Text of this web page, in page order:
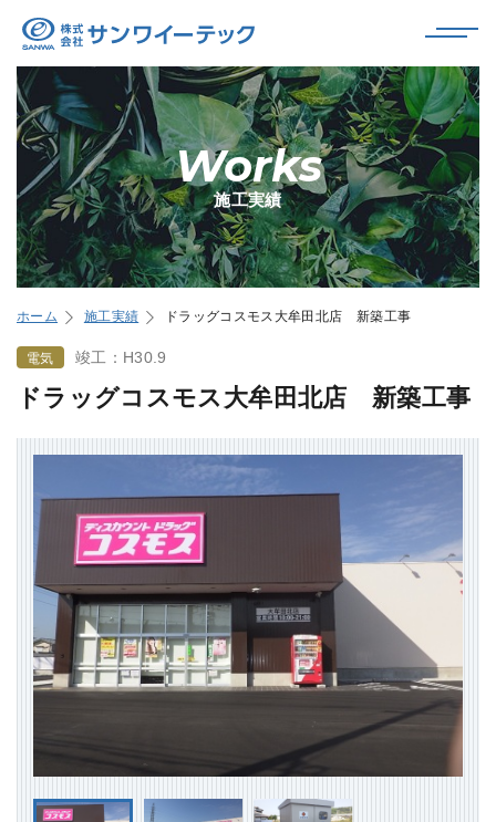
Works
施工実績
ホーム 施工実績 ドラッグコスモス大牟田北店 新築工事
電気 竣工：H30.9
ドラッグコスモス大牟田北店 新築工事